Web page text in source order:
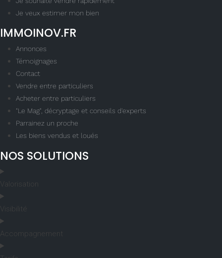
Je veux estimer mon bien
IMMOINOV.FR
Annonces
Témoignages
Contact
Vendre entre particuliers
Acheter entre particuliers
"Le Mag", décryptage et conseils d'experts
Parrainez un proche
Les biens vendus et loués
NOS SOLUTIONS
Valorisation
Visibilité
Accompagnement